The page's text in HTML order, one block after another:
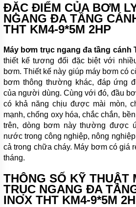
BƠM
TRỤC
NGANG
ĐA
CÁNH
MÁY
BƠM
HỎA
TIỄN
GIẾNG
KHOAN
MÁY
BƠM
NƯỚC
CÔNG
NGHIỆP
BƠM
NƯỚC
CÔNG
NGHIỆP
ĐẶC ĐIỂM CỦA BƠM
NGANG ĐA TẦNG
THT KM4-9*5M 2HP
Máy bơm trục ngang đa tầng cánh
thiết kế tương đối đặc biệt với
bơm. Thiết kế này giúp máy bơm có
bơm thông thường khác, đáp ứng
của người dùng. Cùng với đó, đầu
có khả năng chịu được mài mòn,
mạnh, chống oxy hóa, chắc chắn,
trên, dòng bơm này thường được
nước trong công nghiệp, nông
cả trong chữa cháy. Máy bơm có giá
tháng.
THÔNG SỐ KỸ THUẬT
TRỤC NGANG ĐA
INOX THT KM4-9*5M